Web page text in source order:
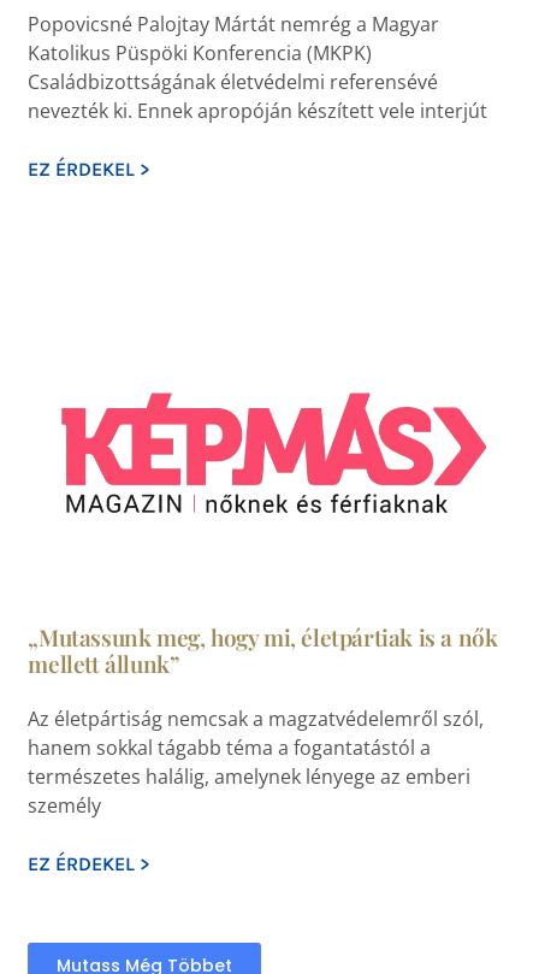
Popovicsné Palojtay Mártát nemrég a Magyar
Katolikus Püspöki Konferencia (MKPK)
Családbizottságának életvédelmi referensévé
nevezték ki. Ennek apropóján készített vele interjút
EZ ÉRDEKEL >
„Mutassunk meg, hogy mi, életpártiak is a nők
mellett állunk”
Az életpártiság nemcsak a magzatvédelemről szól,
hanem sokkal tágabb téma a fogantatástól a
természetes halálig, amelynek lényege az emberi
személy
EZ ÉRDEKEL >
Mutass Még Többet